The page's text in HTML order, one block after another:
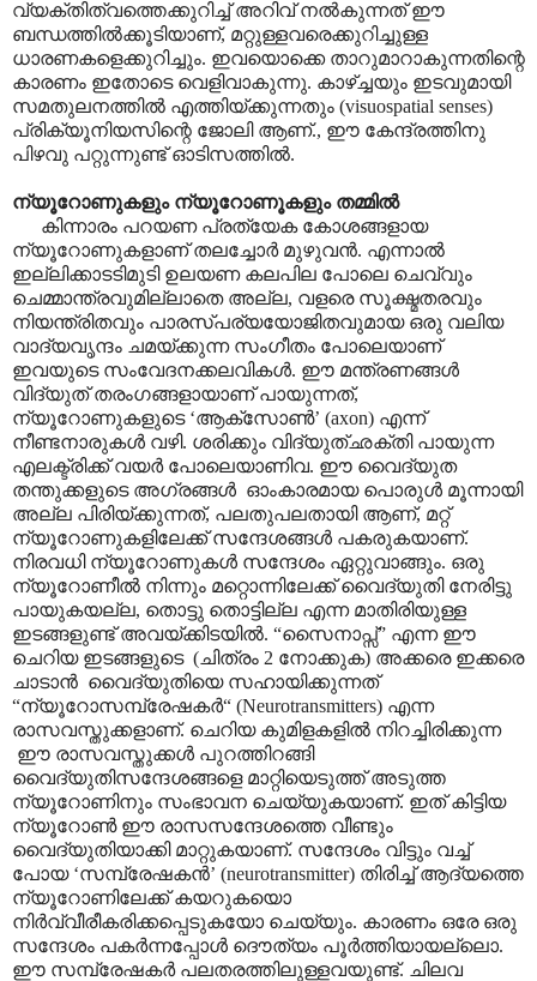
വ്യക്തിത്വത്തെക്കുറിച്ച് അറിവ് നൽകുന്നത് ഈ
ബന്ധത്തിൽക്കൂടിയാണ്, മറ്റുള്ളവരെക്കുറിച്ചുള്ള
ധാരണകളെക്കുറിച്ചും. ഇവയൊക്കെ താറുമാറാകുന്നതിന്റെ
കാരണം ഇതോടെ വെളിവാകുന്നു. കാഴ്ച്ചയും ഇടവുമായി
സമതുലനത്തിൽ എത്തിയ്ക്കുന്നതും (visuospatial senses)
പ്രിക്യൂനിയസിന്റെ ജോലി ആണ്., ഈ കേന്ദ്രത്തിനു
പിഴവു പറ്റുന്നുണ്ട് ഓടിസത്തിൽ.
ന്യൂറോണുകളും ന്യൂറോണൂകളും തമ്മിൽ
കിന്നാരം പറയണ പ്രത്യേക കോശങ്ങളായ
ന്യൂറോണുകളാണ് തലച്ചോർ മുഴുവൻ. എന്നാൽ
ഇല്ലിക്കാടടിമുടി ഉലയണ കലപില പോലെ ചെവ്വും
ചെമ്മാന്ത്രവുമില്ലാതെ അല്ല, വളരെ സൂക്ഷ്മതരവും
നിയന്ത്രിതവും പാരസ്പര്യയോജിതവുമായ ഒരു വലിയ
വാദ്യവൃന്ദം ചമയ്ക്കുന്ന സംഗീതം പോലെയാണ്
ഇവയുടെ സംവേദനക്കലവികൾ. ഈ മന്ത്രണങ്ങൾ
വിദ്യുത് തരംഗങ്ങളായാണ് പായുന്നത്,
ന്യൂറോണുകളുടെ ‘ആക്സോൺ’ (axon) എന്ന്
നീണ്ടനാരുകൾ വഴി. ശരിക്കും വിദ്യുത്ഛക്തി പായുന്ന
എലക്ട്രിക്ക് വയർ പോലെയാണിവ. ഈ വൈദ്യുത
തന്തുക്കളുടെ അഗ്രങ്ങൾ ഓംകാരമായ പൊരുൾ മൂന്നായി
അല്ല പിരിയ്ക്കുന്നത്, പലതുപലതായി ആണ്, മറ്റ്
ന്യൂറോണുകളിലേക്ക് സന്ദേശങ്ങൾ പകരുകയാണ്.
നിരവധി ന്യൂറോണുകൾ സന്ദേശം ഏറ്റുവാങ്ങും. ഒരു
ന്യൂറോണീൽ നിന്നും മറ്റൊന്നിലേക്ക് വൈദ്യുതി നേരിട്ടു
പായുകയല്ല, തൊട്ടു തൊട്ടില്ല എന്ന മാതിരിയുള്ള
ഇടങ്ങളുണ്ട് അവയ്ക്കിടയിൽ. “സൈനാപ്സ്” എന്ന ഈ
ചെറിയ ഇടങ്ങളുടെ (ചിത്രം 2 നോക്കുക) അക്കരെ ഇക്കരെ
ചാടാൻ വൈദ്യുതിയെ സഹായിക്കുന്നത്
“ന്യൂറോസമ്പ്രേഷകർ“ (Neurotransmitters) എന്ന
രാസവസ്തുക്കളാണ്. ചെറിയ കുമിളകളിൽ നിറച്ചിരിക്കുന്ന
ഈ രാസവസ്തുക്കൾ പുറത്തിറങ്ങി
വൈദ്യുതിസന്ദേശങ്ങളെ മാറ്റിയെടുത്ത് അടുത്ത
ന്യൂറോണിനും സംഭാവന ചെയ്യുകയാണ്. ഇത് കിട്ടിയ
ന്യൂറോൺ ഈ രാസസന്ദേശത്തെ വീണ്ടും
വൈദ്യുതിയാക്കി മാറ്റുകയാണ്. സന്ദേശം വിട്ടും വച്ച്
പോയ ‘സമ്പ്രേഷകൻ’ (neurotransmitter) തിരിച്ച് ആദ്യത്തെ
ന്യൂറോണിലേക്ക് കയറുകയൊ
നിർവ്വീരീകരിക്കപ്പെടുകയോ ചെയ്യും. കാരണം ഒരേ ഒരു
സന്ദേശം പകർന്നപ്പോൾ ദൌത്യം പൂർത്തിയായല്ലൊ.
ഈ സമ്പ്രേഷകർ പലതരത്തിലുള്ളവയുണ്ട്. ചിലവ